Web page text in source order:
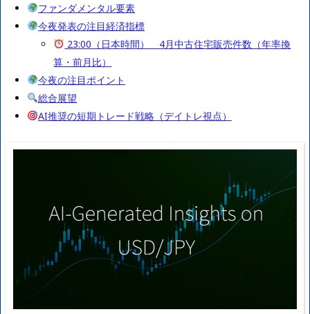
ファンダメンタル要素
今夜発表の注目経済指標
23:00（日本時間） 4月中古住宅販売件数（年率換
算・前月比）
今夜の注目ポイント
総合展望
AI推奨の短期トレード戦略（デイトレ視点）